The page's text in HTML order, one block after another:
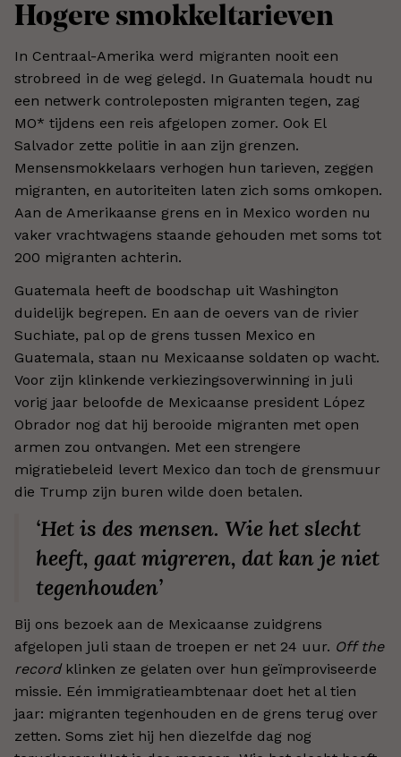
Hogere smokkeltarieven
In Centraal-Amerika werd migranten nooit een
strobreed in de weg gelegd. In Guatemala houdt nu
een netwerk controleposten migranten tegen, zag
MO* tijdens een reis afgelopen zomer. Ook El
Salvador zette politie in aan zijn grenzen.
Mensensmokkelaars verhogen hun tarieven, zeggen
migranten, en autoriteiten laten zich soms omkopen.
Aan de Amerikaanse grens en in Mexico worden nu
vaker vrachtwagens staande gehouden met soms tot
200 migranten achterin.
Guatemala heeft de boodschap uit Washington
duidelijk begrepen. En aan de oevers van de rivier
Suchiate, pal op de grens tussen Mexico en
Guatemala, staan nu Mexicaanse soldaten op wacht.
Voor zijn klinkende verkiezingsoverwinning in juli
vorig jaar beloofde de Mexicaanse president López
Obrador nog dat hij berooide migranten met open
armen zou ontvangen. Met een strengere
migratiebeleid levert Mexico dan toch de grensmuur
die Trump zijn buren wilde doen betalen.
‘Het is des mensen. Wie het slecht
heeft, gaat migreren, dat kan je niet
tegenhouden’
Bij ons bezoek aan de Mexicaanse zuidgrens
afgelopen juli staan de troepen er net 24 uur. Off the
recordklinken ze gelaten over hun geïmproviseerde
missie. Eén immigratieambtenaar doet het al tien
jaar: migranten tegenhouden en de grens terug over
zetten. Soms ziet hij hen diezelfde dag nog